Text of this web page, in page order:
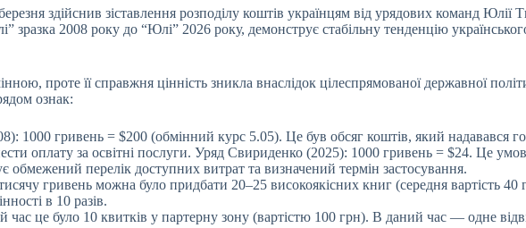
здійснив зіставлення розподілу коштів українцям від урядових команд Юлії
зразка 2008 року до “Юлі” 2026 року, демонструє стабільну тенденцію
проте її справжня цінність зникла внаслідок цілеспрямованої державної
ознак:
1000 гривень = $200 (обмінний курс 5.05). Це був обсяг коштів, який надавався
оплату за освітні послуги. Уряд Свириденко (2025): 1000 гривень = $24. Це
обмежений перелік доступних витрат та визначений термін застосування.
гривень можна було придбати 20–25 високоякісних книг (середня вартість
в 10 разів.
час це було 10 квитків у партерну зону (вартістю 100 грн). В даний час — одне